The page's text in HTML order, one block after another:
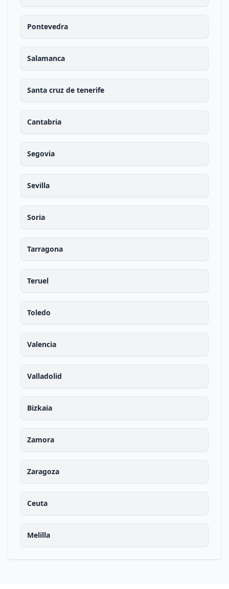
Pontevedra
Salamanca
Santa cruz de tenerife
Cantabria
Segovia
Sevilla
Soria
Tarragona
Teruel
Toledo
Valencia
Valladolid
Bizkaia
Zamora
Zaragoza
Ceuta
Melilla